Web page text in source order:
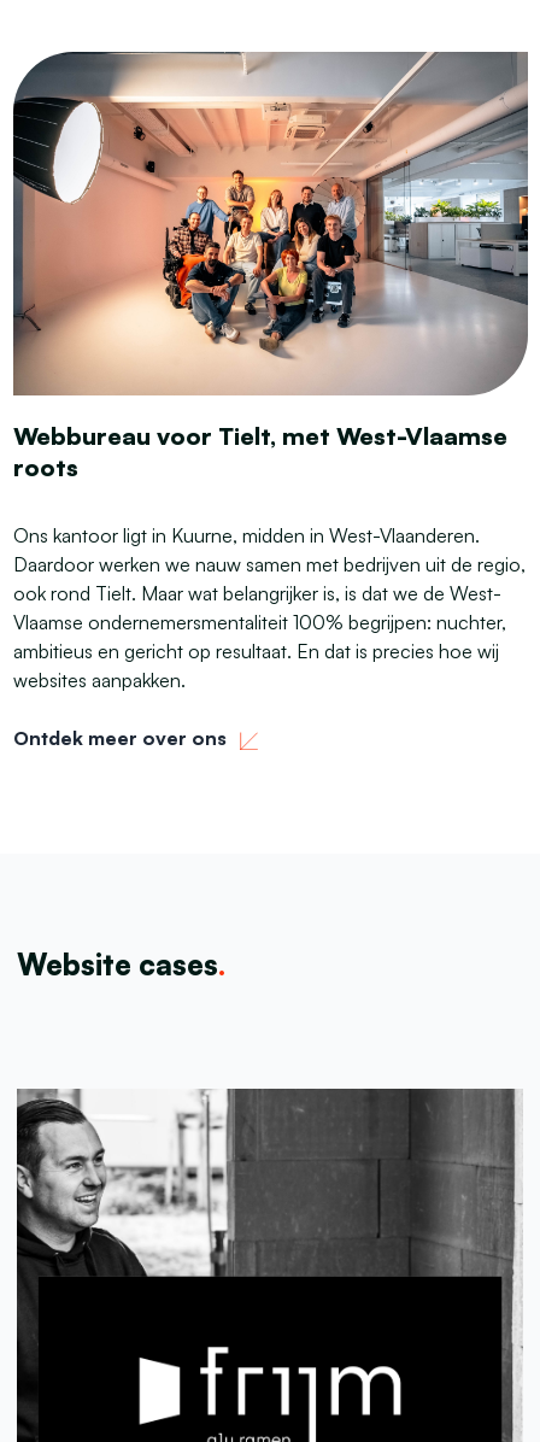
Webbureau voor Tielt, met West-Vlaamse
roots
Ons kantoor ligt in Kuurne, midden in West-Vlaanderen.
Daardoor werken we nauw samen met bedrijven uit de regio,
ook rond Tielt. Maar wat belangrijker is, is dat we de West-
Vlaamse ondernemersmentaliteit 100% begrijpen: nuchter,
ambitieus en gericht op resultaat. En dat is precies hoe wij
websites aanpakken.
Ontdek meer over ons
Website cases.